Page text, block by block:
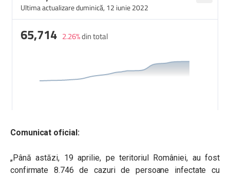
Comunicat oficial:
„Până astăzi, 19 aprilie, pe teritoriul României, au fost
confirmate 8.746 de cazuri de persoane infectate cu